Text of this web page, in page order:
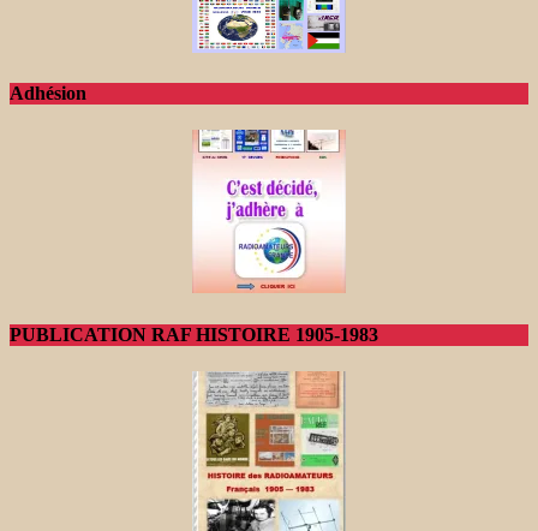
Adhésion
PUBLICATION RAF HISTOIRE 1905-1983